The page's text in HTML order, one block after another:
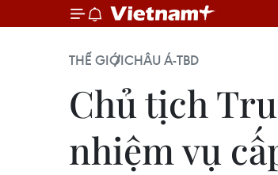
THẾ GIỚICHÂU Á-TBD
Chủ tịch
nhiệm vụ